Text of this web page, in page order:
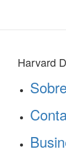
Harvard